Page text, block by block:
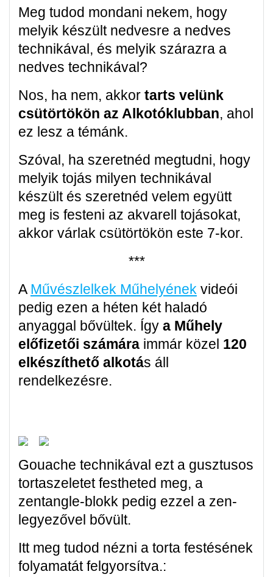
Meg tudod mondani nekem, hogy
melyik készült nedvesre a nedves
technikával, és melyik szárazra a
nedves technikával?
Nos, ha nem, akkor tarts velünk
csütörtökön az Alkotóklubban, ahol
ez lesz a témánk.
Szóval, ha szeretnéd megtudni, hogy
melyik tojás milyen technikával
készült és szeretnéd velem együtt
meg is festeni az akvarell tojásokat,
akkor várlak csütörtökön este 7-kor.
***
AMűvészlelkek Műhelyének videói
pedig ezen a héten két haladó
anyaggal bővültek. Így a Műhely
előfizetői számára immár közel 120
elkészíthető alkotás áll
rendelkezésre.
Gouache technikával ezt a gusztusos
tortaszeletet festheted meg, a
zentangle-blokk pedig ezzel a zen-
legyezővel bővült.
Itt meg tudod nézni a torta festésének
folyamatát felgyorsítva.: